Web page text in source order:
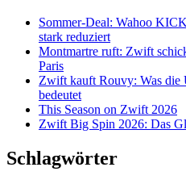
Sommer-Deal: Wahoo
stark reduziert
Montmartre ruft: Zwift
Paris
Zwift kauft Rouvy: Was die
bedeutet
This Season on Zwift 2026
Zwift Big Spin 2026: Das
Schlagwörter